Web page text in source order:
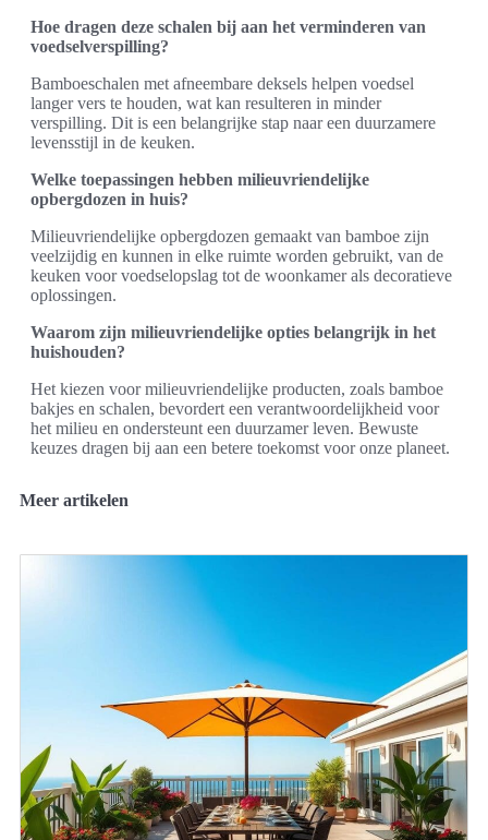
Hoe dragen deze schalen bij aan het verminderen van
voedselverspilling?
Bamboeschalen met afneembare deksels helpen voedsel
langer vers te houden, wat kan resulteren in minder
verspilling. Dit is een belangrijke stap naar een duurzamere
levensstijl in de keuken.
Welke toepassingen hebben milieuvriendelijke
opbergdozen in huis?
Milieuvriendelijke opbergdozen gemaakt van bamboe zijn
veelzijdig en kunnen in elke ruimte worden gebruikt, van de
keuken voor voedselopslag tot de woonkamer als decoratieve
oplossingen.
Waarom zijn milieuvriendelijke opties belangrijk in het
huishouden?
Het kiezen voor milieuvriendelijke producten, zoals bamboe
bakjes en schalen, bevordert een verantwoordelijkheid voor
het milieu en ondersteunt een duurzamer leven. Bewuste
keuzes dragen bij aan een betere toekomst voor onze planeet.
Meer artikelen